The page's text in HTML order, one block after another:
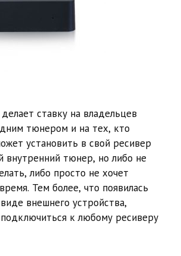
ставку на владельцев
тюнером и на тех, кто
установить в свой ресивер
внутренний тюнер, но либо не
либо просто не хочет
Тем более, что появилась
внешнего устройства,
к любому ресиверу